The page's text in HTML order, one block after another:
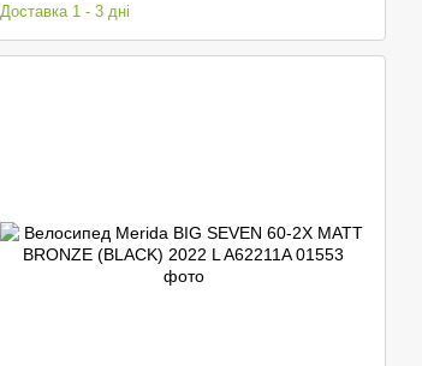
Доставка 1 - 3 дні